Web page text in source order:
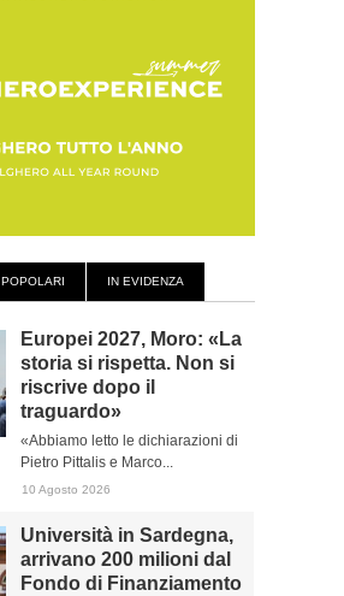
POPOLARI IN EVIDENZA
Europei 2027, Moro: «La
storia si rispetta. Non si
riscrive dopo il
traguardo»
«Abbiamo letto le dichiarazioni di
Pietro Pittalis e Marco...
10 Agosto 2026
Università in Sardegna,
arrivano 200 milioni dal
Fondo di Finanziamento